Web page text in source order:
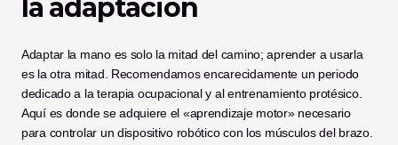
la adaptación
Adaptar la mano es solo la mitad del camino; aprender a usarla
es la otra mitad. Recomendamos encarecidamente un periodo
dedicado a la terapia ocupacional y al entrenamiento protésico.
Aquí es donde se adquiere el «aprendizaje motor» necesario
para controlar un dispositivo robótico con los músculos del brazo.